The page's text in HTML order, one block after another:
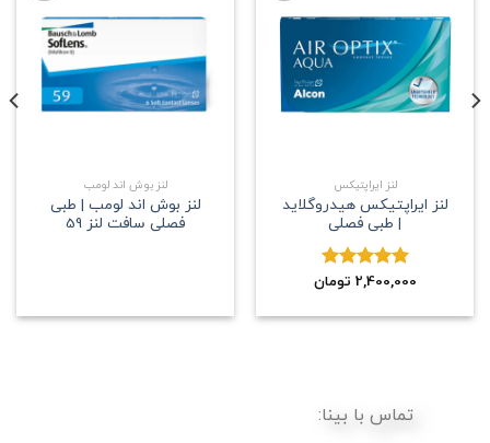
مندی
لنز ایراپتیکس
لنز ایراپتیکس هیدروگلاید
| طبی فصلی
نمره5.002,400,000 تومان
علاقه
مندی
لنز بوش اند لومب
لنز بوش اند لومب | طبی
فصلی سافت لنز 59
تماس با بینا: